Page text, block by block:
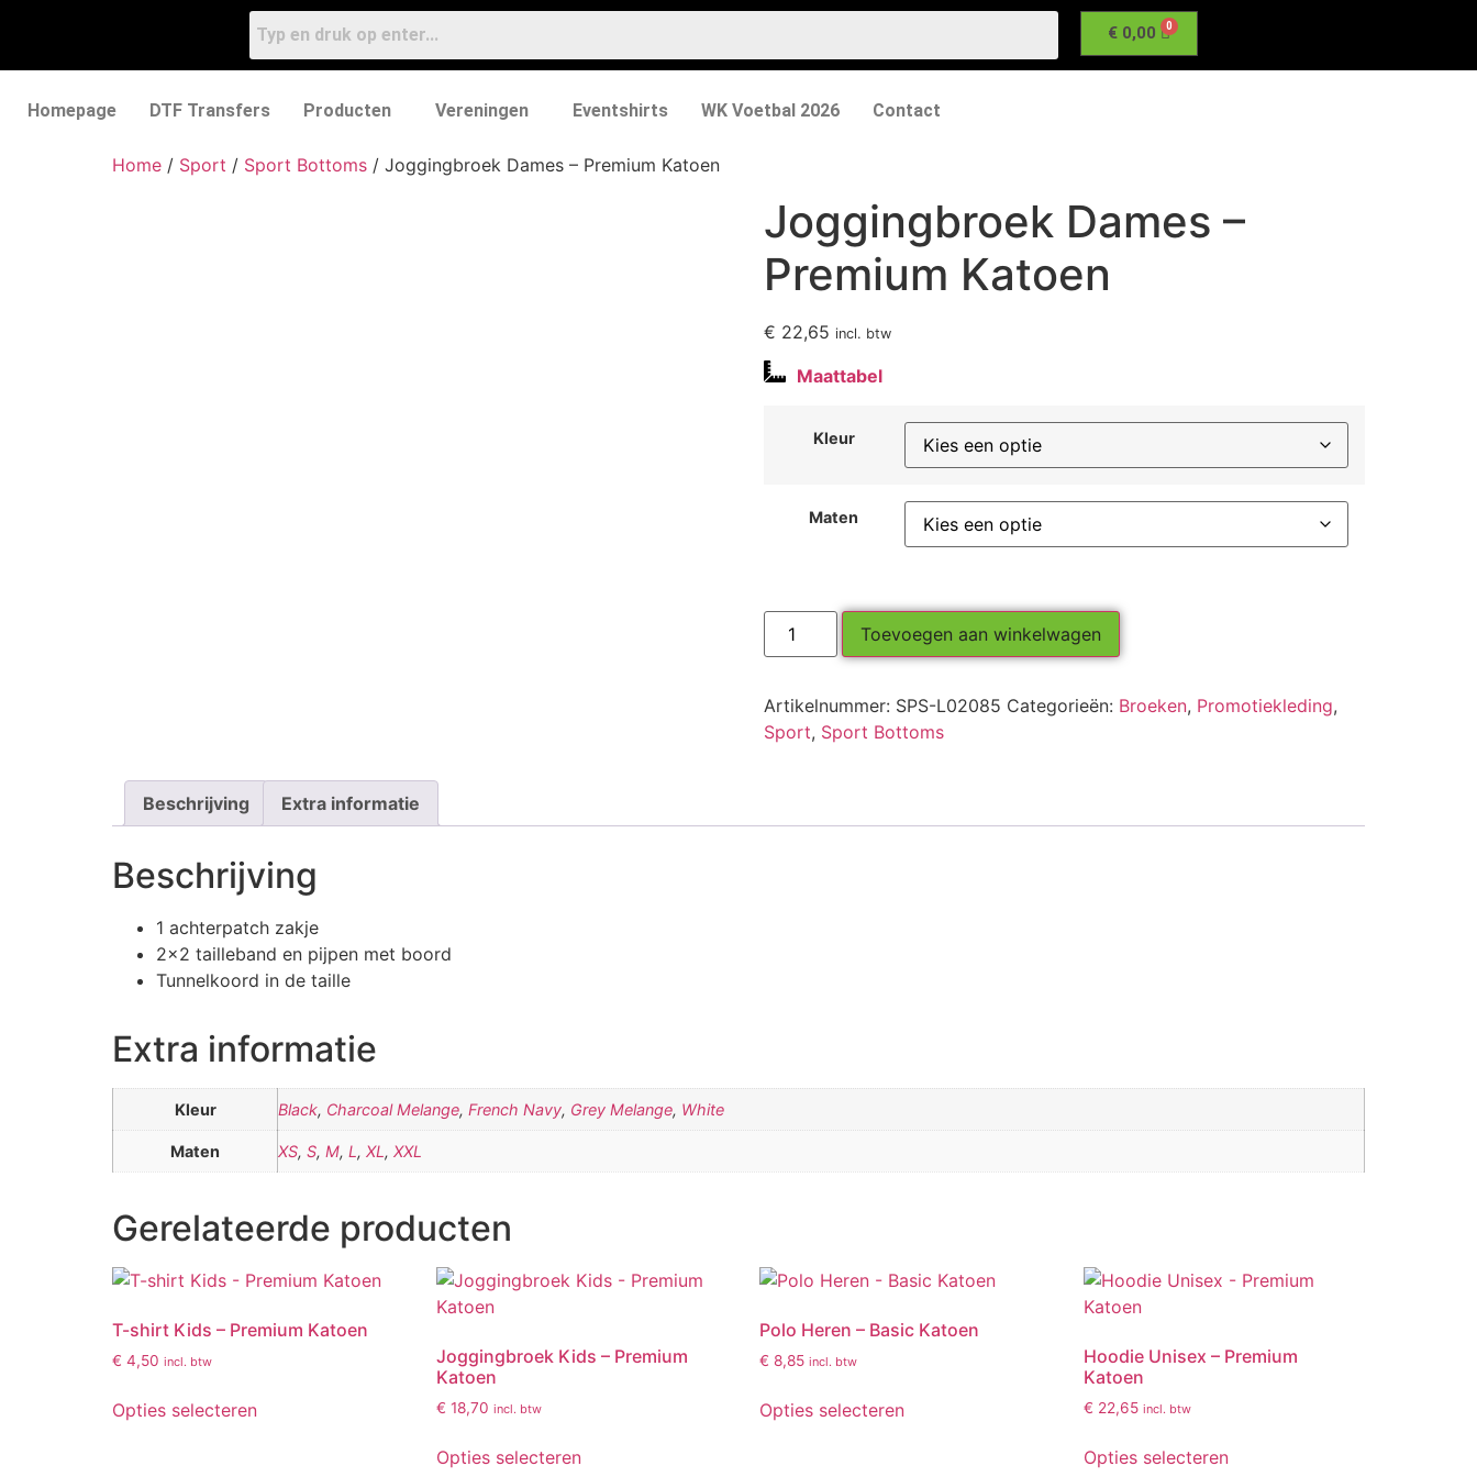
€0,00
Homepage DTF Transfers Producten Vereningen Eventshirts WK Voetbal 2026 Contact
Home / Sport / Sport Bottoms / Joggingbroek Dames – Premium Katoen
Joggingbroek Dames –
Premium Katoen
€ 22,65 incl. btw
Maattabel
Kleur
Maten
Toevoegen aan winkelwagen
Artikelnummer: SPS-L02085 Categorieën: Broeken, Promotiekleding,
Sport, Sport Bottoms
Beschrijving Extra informatie
Beschrijving
1 achterpatch zakje
2×2 tailleband en pijpen met boord
Tunnelkoord in de taille
Extra informatie
Kleur Black, Charcoal Melange, French Navy, Grey Melange, White
Maten XS, S, M, L , XL , XXL
Gerelateerde producten
T-shirt Kids – Premium Katoen
€ 4,50 incl. btw
Opties selecteren
Joggingbroek Kids – Premium
Katoen
€ 18,70 incl. btw
Opties selecteren
Polo Heren – Basic Katoen
€ 8,85 incl. btw
Opties selecteren
Hoodie Unisex – Premium
Katoen
€ 22,65 incl. btw
Opties selecteren